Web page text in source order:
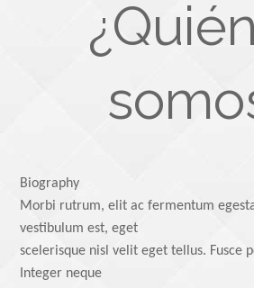
Biography
Morbi rutrum, elit ac fermentum
vestibulum est, eget
scelerisque nisl velit eget tellus. Fusce
Integer neque